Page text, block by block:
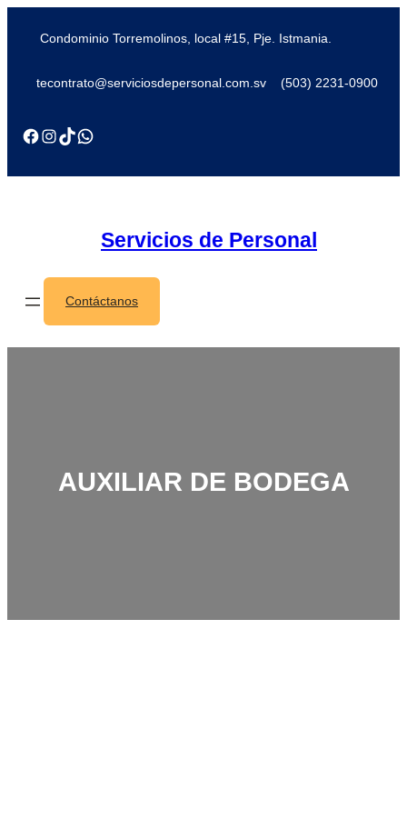
Condominio Torremolinos, local #15, Pje. Istmania.
tecontrato@serviciosdepersonal.com.sv (503) 2231-0900
Servicios de Personal
Contáctanos
AUXILIAR DE BODEGA